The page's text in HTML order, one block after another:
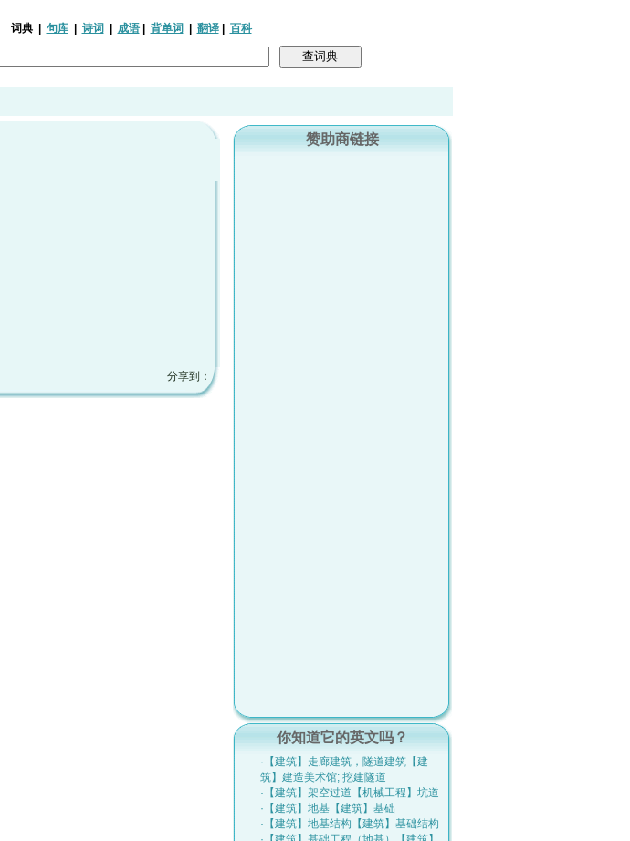
词典| 句库| 诗词 成语| 背单词 翻译| 百科
分享到：
赞助商链接
你知道它的英文吗？
·【建筑】走廊建筑，隧道建筑【建
筑】建造美术馆; 挖建隧道
·【建筑】架空过道【机械工程】坑道
·【建筑】地基【建筑】基础
·【建筑】地基结构【建筑】基础结构